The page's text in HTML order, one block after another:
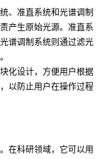
、准直系统和光谱调制
产生原始光源。准直系
谱调制系统则通过滤光
化设计，方便用户根据
以防止用户在操作过程
在科研领域，它可以用